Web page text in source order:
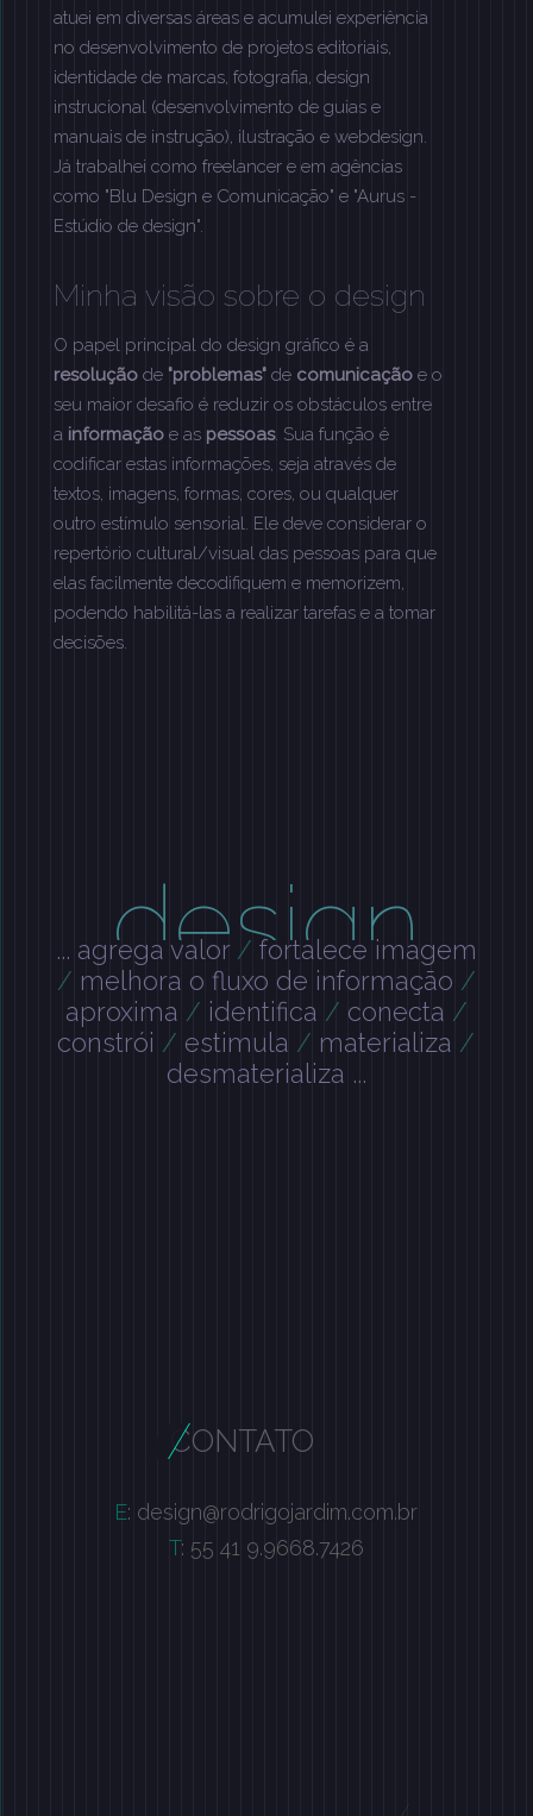
atuei em diversas áreas e acumulei experiência
no desenvolvimento de projetos editoriais,
identidade de marcas, fotografia, design
instrucional (desenvolvimento de guias e
manuais de instrução), ilustração e webdesign.
Já trabalhei como freelancer e em agências
como "Blu Design e Comunicação" e "Aurus -
Estúdio de design".
Minha visão sobre o design
O papel principal do design gráfico é a
resoluçãode "problemas"de comunicaçãoe o
seu maior desafio é reduzir os obstáculos entre
a informaçãoe as pessoas. Sua função é
codificar estas informações, seja através de
textos, imagens, formas, cores, ou qualquer
outro estímulo sensorial. Ele deve considerar o
repertório cultural/visual das pessoas para que
elas facilmente decodifiquem e memorizem,
podendo habilitá-las a realizar tarefas e a tomar
decisões.
design
... agrega valor / fortalece imagem
/ melhora o fluxo de informação /
aproxima / identifica / conecta /
constrói / estimula / materializa /
desmaterializa ...
CONTATO
E: design@rodrigojardim.com.br
T: 55 41 9.9668.7426